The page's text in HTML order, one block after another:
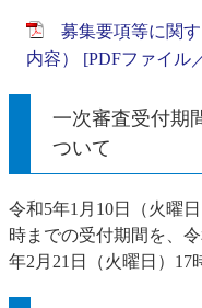
募集要項等に関
内容） [PDFファイル
一次審査受付期
ついて
令和5年1月10日（火曜
時までの受付期間を、
年2月21日（火曜日）17